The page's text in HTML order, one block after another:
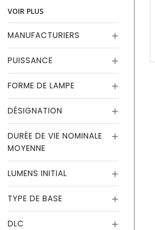
VOIR PLUS
MANUFACTURIERS
PUISSANCE
FORME DE LAMPE
DÉSIGNATION
DURÉE DE VIE NOMINALE
MOYENNE
LUMENS INITIAL
TYPE DE BASE
DLC